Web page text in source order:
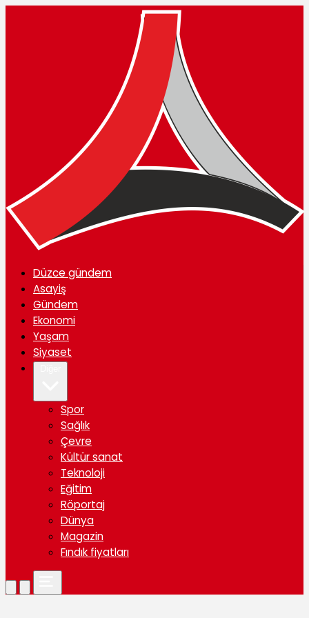
Düzce gündem
Asayiş
Gündem
Ekonomi
Yaşam
Siyaset
Spor
Sağlık
Çevre
Kültür sanat
Teknoloji
Eğitim
Röportaj
Dünya
Magazin
Fındık fiyatları